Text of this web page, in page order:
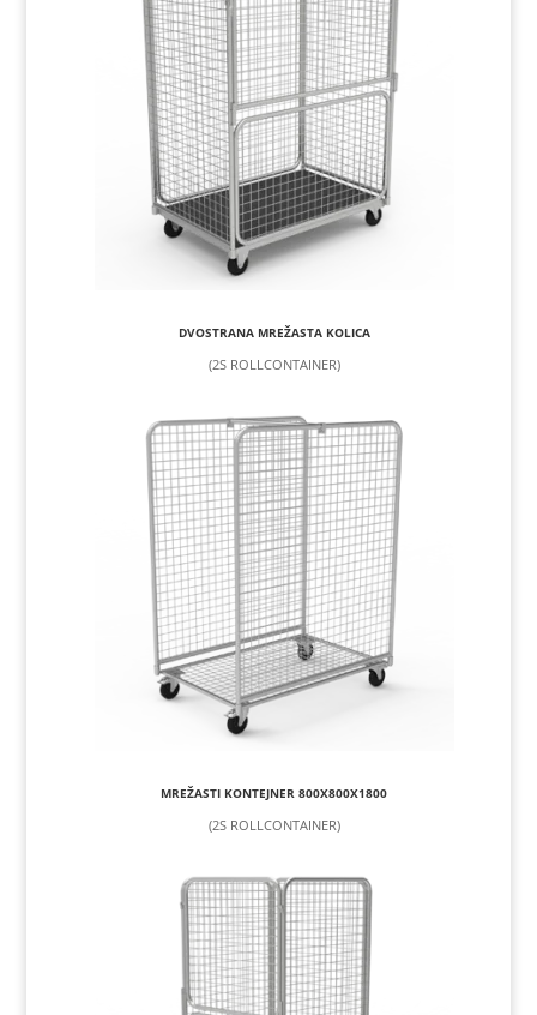
DVOSTRANA MREŽASTA KOLICA
(2S ROLLCONTAINER)
MREŽASTI KONTEJNER 800X800X1800
(2S ROLLCONTAINER)